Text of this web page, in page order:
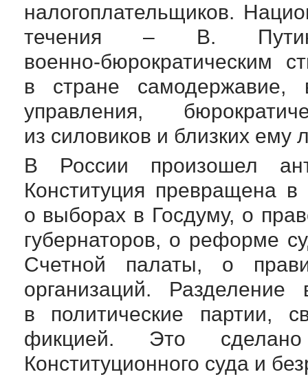
налогоплательщиков.
течения – В.
военно-бюрократическим
в стране самодержавие,
управления,
из силовиков и близких ему
В России произошел
Конституция превращена
о выборах в Госдуму, о
губернаторов, о реформе
Счетной палаты, о
организаций.
в политические партии,
фикцией. Это
Конституционного суда и